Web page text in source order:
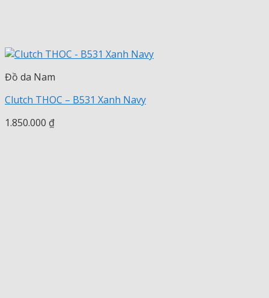
Đồ da Nam
Clutch THOC – B531 Xanh Navy
1.850.000 ₫